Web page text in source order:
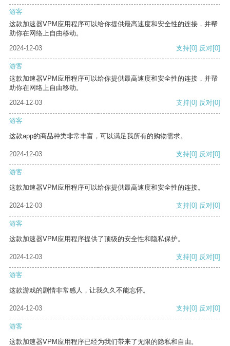
游客
这款加速器VPM应用程序可以给你提供最高速度和安全性的连接，并帮
助你在网络上自由移动。
2024-12-03
支持[0] 反对[0]
游客
这款加速器VPM应用程序可以给你提供最高速度和安全性的连接，并帮
助你在网络上自由移动。
2024-12-03
支持[0] 反对[0]
游客
这款app的商品种类非常丰富，可以满足我所有的购物需求。
2024-12-03 支持[0] 反对[0]
游客
这款加速器VPM应用程序可以给你提供最高速度和安全性的连接。
2024-12-03 支持[0] 反对[0]
游客
这款加速器VPM应用程序提供了顶级的安全性和隐私保护。
2024-12-03 支持[0] 反对[0]
游客
这款游戏的剧情非常感人，让我久久不能忘怀。
2024-12-03 支持[0] 反对[0]
游客
这款加速器VPM应用程序已经为我们带来了无限的隐私和自由。